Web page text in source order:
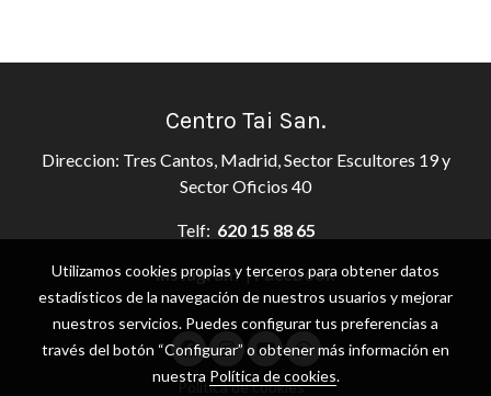
Centro Tai San.
Direccion: Tres Cantos, Madrid, Sector Escultores 19 y
Sector Oficios 40
Telf: 620 15 88 65
Instagram|Facebook
Política de cookies
Utilizamos cookies propias y terceros para obtener datos
estadísticos de la navegación de nuestros usuarios y mejorar
nuestros servicios. Puedes configurar tus preferencias a
través del botón “Configurar” o obtener más información en
nuestra Política de cookies.